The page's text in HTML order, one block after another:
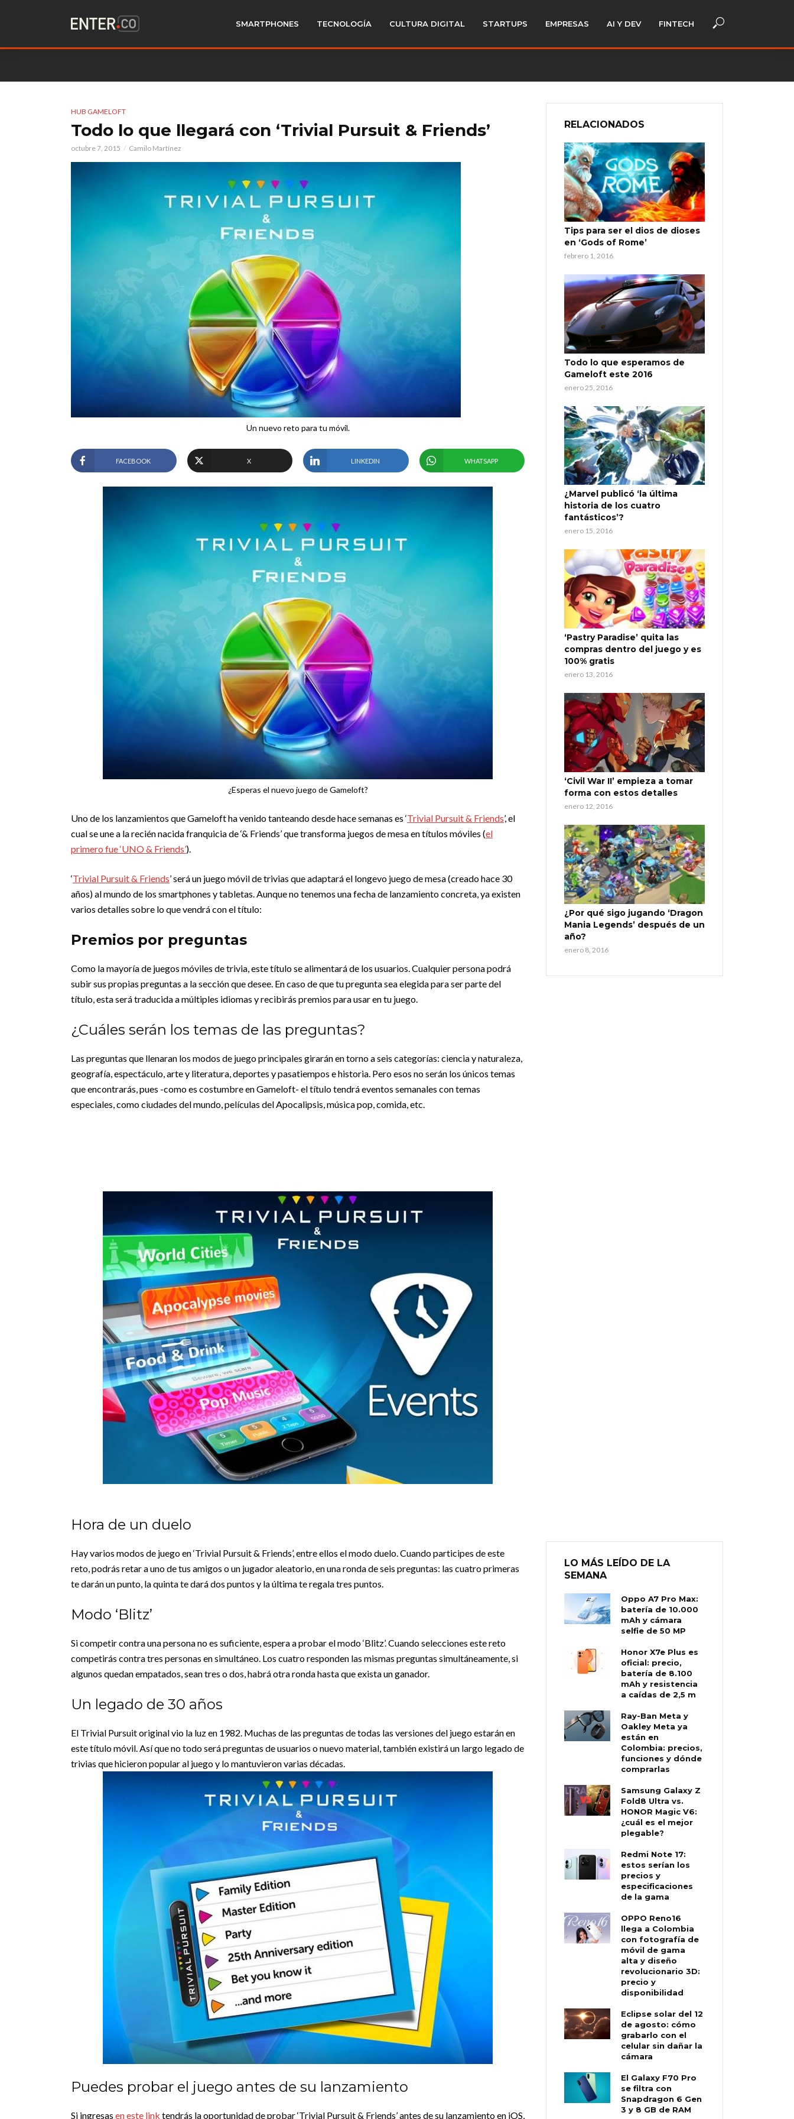
SMARTPHONES TECNOLOGÍA CULTURA DIGITAL STARTUPS EMPRESAS AI Y DEV FINTECH
HUB GAMELOFT
Todo lo que llegará con ‘Trivial Pursuit & Friends’
octubre 7, 2015 Camilo Martínez
Un nuevo reto para tu móvil.
FACEBOOK X LINKEDIN WHATSAPP
¿Esperas el nuevo juego de Gameloft?
Uno de los lanzamientos que Gameloft ha venido tanteando desde hace semanas es ‘Trivial Pursuit & Friends’, el
cual se une a la recién nacida franquicia de ‘& Friends’ que transforma juegos de mesa en títulos móviles (el
primero fue ‘UNO & Friends’).
‘Trivial Pursuit & Friends’ será un juego móvil de trivias que adaptará el longevo juego de mesa (creado hace 30
años) al mundo de los smartphones y tabletas. Aunque no tenemos una fecha de lanzamiento concreta, ya existen
varios detalles sobre lo que vendrá con el título:
Premios por preguntas
Como la mayoría de juegos móviles de trivia, este título se alimentará de los usuarios. Cualquier persona podrá
subir sus propias preguntas a la sección que desee. En caso de que tu pregunta sea elegida para ser parte del
título, esta será traducida a múltiples idiomas y recibirás premios para usar en tu juego.
¿Cuáles serán los temas de las preguntas?
Las preguntas que llenaran los modos de juego principales girarán en torno a seis categorías: ciencia y naturaleza,
geografía, espectáculo, arte y literatura, deportes y pasatiempos e historia. Pero esos no serán los únicos temas
que encontrarás, pues -como es costumbre en Gameloft- el título tendrá eventos semanales con temas
especiales, como ciudades del mundo, películas del Apocalipsis, música pop, comida, etc.
Hora de un duelo
Hay varios modos de juego en ‘Trivial Pursuit & Friends’, entre ellos el modo duelo. Cuando participes de este
reto, podrás retar a uno de tus amigos o un jugador aleatorio, en una ronda de seis preguntas: las cuatro primeras
te darán un punto, la quinta te dará dos puntos y la última te regala tres puntos.
Modo ‘Blitz’
Si competir contra una persona no es suficiente, espera a probar el modo ‘Blitz’. Cuando selecciones este reto
competirás contra tres personas en simultáneo. Los cuatro responden las mismas preguntas simultáneamente, si
algunos quedan empatados, sean tres o dos, habrá otra ronda hasta que exista un ganador.
Un legado de 30 años
El Trivial Pursuit original vio la luz en 1982. Muchas de las preguntas de todas las versiones del juego estarán en
este título móvil. Así que no todo será preguntas de usuarios o nuevo material, también existirá un largo legado de
trivias que hicieron popular al juego y lo mantuvieron varias décadas.
Puedes probar el juego antes de su lanzamiento
Si ingresas en este link tendrás la oportunidad de probar ‘Trivial Pursuit & Friends’ antes de su lanzamiento en iOS,
RELACIONADOS
Tips para ser el dios de dioses
en ‘Gods of Rome’
febrero 1, 2016
Todo lo que esperamos de
Gameloft este 2016
enero 25, 2016
¿Marvel publicó ‘la última
historia de los cuatro
fantásticos’?
enero 15, 2016
‘Pastry Paradise’ quita las
compras dentro del juego y es
100% gratis
enero 13, 2016
‘Civil War II’ empieza a tomar
forma con estos detalles
enero 12, 2016
¿Por qué sigo jugando ‘Dragon
Mania Legends’ después de un
año?
enero 8, 2016
LO MÁS LEÍDO DE LA
SEMANA
Oppo A7 Pro Max:
batería de 10.000
mAh y cámara
selfie de 50 MP
Honor X7e Plus es
oficial: precio,
batería de 8.100
mAh y resistencia
a caídas de 2,5 m
Ray-Ban Meta y
Oakley Meta ya
están en
Colombia: precios,
funciones y dónde
comprarlas
Samsung Galaxy Z
Fold8 Ultra vs.
HONOR Magic V6:
¿cuál es el mejor
plegable?
Redmi Note 17:
estos serían los
precios y
especificaciones
de la gama
OPPO Reno16
llega a Colombia
con fotografía de
móvil de gama
alta y diseño
revolucionario 3D:
precio y
disponibilidad
Eclipse solar del 12
de agosto: cómo
grabarlo con el
celular sin dañar la
cámara
El Galaxy F70 Pro
se filtra con
Snapdragon 6 Gen
3 y 8 GB de RAM